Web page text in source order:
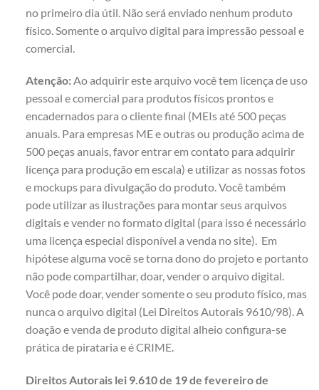
no primeiro dia útil. Não será enviado nenhum produto
físico. Somente o arquivo digital para impressão pessoal e
comercial.
Atenção:Ao adquirir este arquivo você tem licença de uso
pessoal e comercial para produtos físicos prontos e
encadernados para o cliente final (MEIs até 500 peças
anuais. Para empresas ME e outras ou produção acima de
500 peças anuais, favor entrar em contato para adquirir
licença para produção em escala) e utilizar as nossas fotos
e mockups para divulgação do produto. Você também
pode utilizar as ilustrações para montar seus arquivos
digitais e vender no formato digital (para isso é necessário
uma licença especial disponível a venda no site). Em
hipótese alguma você se torna dono do projeto e portanto
não pode compartilhar, doar, vender o arquivo digital.
Você pode doar, vender somente o seu produto físico, mas
nunca o arquivo digital (Lei Direitos Autorais 9610/98). A
doação e venda de produto digital alheio configura-se
prática de pirataria e é CRIME.
Direitos Autorais lei 9.610 de 19 de fevereiro de